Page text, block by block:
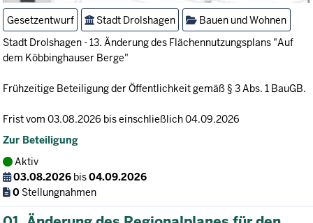
Gesetzentwurf Stadt Drolshagen
Bauen und Wohnen
Stadt Drolshagen - 13. Änderung des Flächennutzungsplans "Auf
dem Köbbinghauser Berge"
Frühzeitige Beteiligung der Öffentlichkeit gemäß § 3 Abs. 1 BauGB.
Frist vom 03.08.2026 bis einschließlich 04.09.2026
Zur Beteiligung
Aktiv
03.08.2026 bis04.09.2026
0 Stellungnahmen